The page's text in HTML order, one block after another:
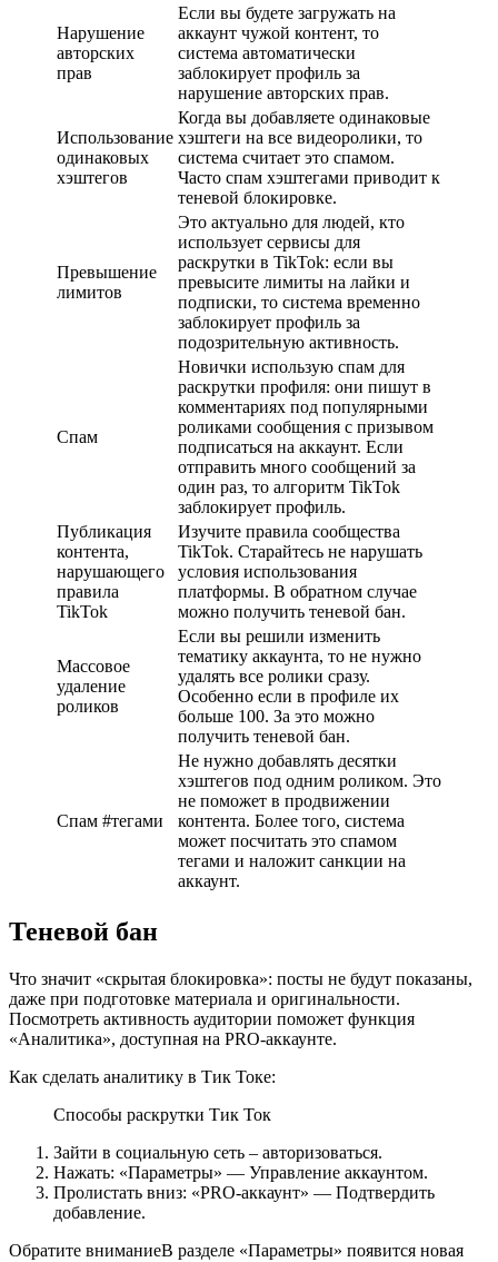
Нарушение
авторских
прав
Если вы будете загружать на
аккаунт чужой контент, то
система автоматически
заблокирует профиль за
нарушение авторских прав.
Использование
одинаковых
хэштегов
Когда вы добавляете одинаковые
хэштеги на все видеоролики, то
система считает это спамом.
Часто спам хэштегами приводит к
теневой блокировке.
Превышение
лимитов
Это актуально для людей, кто
использует сервисы для
раскрутки в TikTok: если вы
превысите лимиты на лайки и
подписки, то система временно
заблокирует профиль за
подозрительную активность.
Спам
Новички использую спам для
раскрутки профиля: они пишут в
комментариях под популярными
роликами сообщения с призывом
подписаться на аккаунт. Если
отправить много сообщений за
один раз, то алгоритм TikTok
заблокирует профиль.
Публикация
контента,
нарушающего
правила
TikTok
Изучите правила сообщества
TikTok. Старайтесь не нарушать
условия использования
платформы. В обратном случае
можно получить теневой бан.
Массовое
удаление
роликов
Если вы решили изменить
тематику аккаунта, то не нужно
удалять все ролики сразу.
Особенно если в профиле их
больше 100. За это можно
получить теневой бан.
Спам #тегами
Не нужно добавлять десятки
хэштегов под одним роликом. Это
не поможет в продвижении
контента. Более того, система
может посчитать это спамом
тегами и наложит санкции на
аккаунт.
Теневой бан
Что значит «скрытая блокировка»: посты не будут показаны,
даже при подготовке материала и оригинальности.
Посмотреть активность аудитории поможет функция
«Аналитика», доступная на PRO-аккаунте.
Как сделать аналитику в Тик Токе:
Способы раскрутки Тик Ток
Зайти в социальную сеть – авторизоваться.
Нажать: «Параметры» — Управление аккаунтом.
Пролистать вниз: «PRO-аккаунт» — Подтвердить
добавление.
Обратите вниманиеВ разделе «Параметры» появится новая